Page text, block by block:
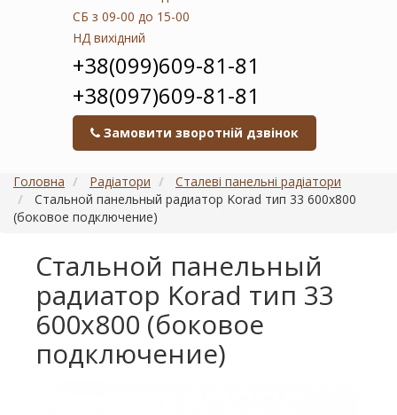
СБ з 09-00 до 15-00
НДвихідний
+38(099)609-81-81
+38(097)609-81-81
Замовити зворотній дзвінок
Головна Радіатори
Сталеві панельні радіатори
Стальной панельный радиатор Korad тип 33 600х800
(боковое подключение)
Стальной панельный
радиатор Korad тип 33
600х800 (боковое
подключение)